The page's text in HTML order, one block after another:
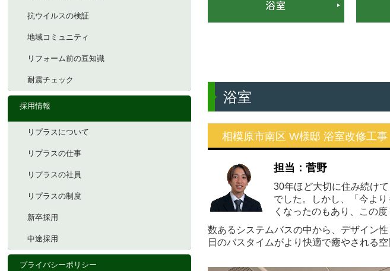
抗ウイルスの検証
地域コミュニティ
リフォーム前の豆知識
耐震チェック
採用情報
リプラスについて
リプラスの仕事
リプラスの社員
リプラスの制度
新卒採用
中途採用
プライバシーポリシー
浴室
相模原市南区 W様邸 浴室改修工事
担当：菅野
30年ほど大切に住み続け
でした。しかし、「今よ
くなったのもあり、この
数あるシステムバスの中から、デザイン
日のバスタイムがより快適で癒やされる